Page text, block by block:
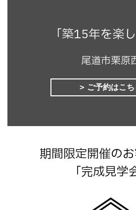
「築15年を楽
尾道市栗原
ご予約はこち
期間限定開催の
「完成見学